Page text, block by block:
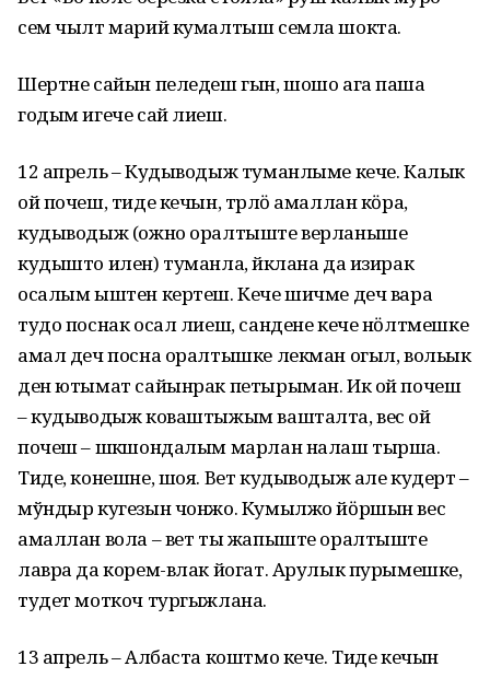
сем чылт марий кумалтыш семла шокта.
Шертне сайын пеледеш гын, шошо ага паша
годым игече сай лиеш.
12 апрель – Кудыводыж туманлыме кече. Калык
ой почеш, тиде кечын, тӱрлӧ амаллан кӧра,
кудыводыж (ожно оралтыште верланыше
кудышто илен) туманла, йӱклана да изирак
осалым ыштен кертеш. Кече шичме деч вара
тудо поснак осал лиеш, сандене кече нӧлтмешке
амал деч посна оралтышке лекман огыл, вольык
ден ютымат сайынрак петырыман. Ик ой почеш
– кудыводыж коваштыжым вашталта, вес ой
почеш – шӱкшондалым марлан налаш тырша.
Тиде, конешне, шоя. Вет кудыводыж але кудерт –
мўндыр кугезын чонжо. Кумылжо йӧршын вес
амаллан вола – вет ты жапыште оралтыште
лавра да корем-влак йогат. Арулык пурымешке,
тудет моткоч тургыжлана.
13 апрель – Албаста коштмо кече. Тиде кечын